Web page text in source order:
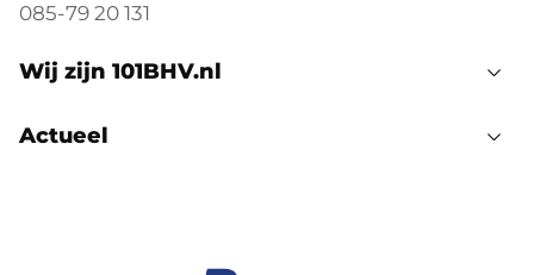
085-79 20 131
Wij zijn 101BHV.nl
Actueel